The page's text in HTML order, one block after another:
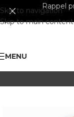
Skip to navigation
Skip to main content
Rappel
MENU